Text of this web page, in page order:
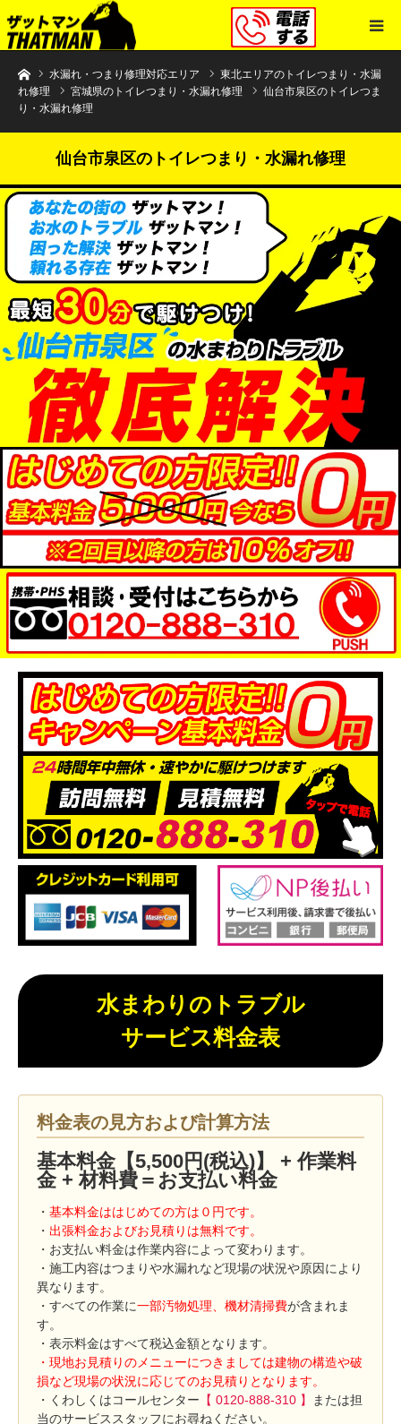
水まわりトラブル解決のザットマン
水漏れ・つまり修理対応エリア
東北エリアのトイレつまり・水漏
れ修理
宮城県のトイレつまり・水漏れ修理
仙台市泉区のトイレつま
り・水漏れ修理
仙台市泉区のトイレつまり・水漏れ修理
水まわりのトラブル
サービス料金表
料金表の見方および計算方法
基本料金【5,500円(税込)】 + 作業料
金 + 材料費＝お支払い料金
・ 基本料金ははじめての方は０円です。
・ 出張料金およびお見積りは無料です。
・お支払い料金は作業内容によって変わります。
・施工内容はつまりや水漏れなど現場の状況や原因により
異なります。
・すべての作業に一部汚物処理、機材清掃費が含まれま
す。
・表示料金はすべて税込金額となります。
・現地お見積りのメニューにつきましては建物の構造や破
損など現場の状況に応じてのお見積りとなります。
・くわしくはコールセンター 【 0120-888-310 】
または担
当のサービススタッフにお尋ねください。